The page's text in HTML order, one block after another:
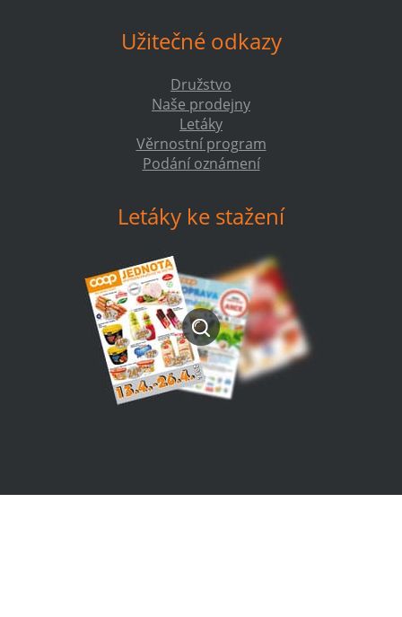
Užitečné odkazy
Družstvo
Naše prodejny
Letáky
Věrnostní program
Podání oznámení
Letáky ke stažení